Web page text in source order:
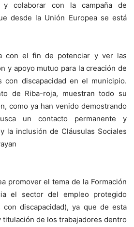
y colaborar con la campaña de
desde la Unión Europea se está
con el fin de potenciar y ver las
y apoyo mutuo para la creación de
con discapacidad en el municipio.
de Riba-roja, muestran todo su
como ya han venido demostrando
un contacto permanente y
la inclusión de Cláusulas Sociales
promover el tema de la Formación
el sector del empleo protegido
con discapacidad), ya que de esta
titulación de los trabajadores dentro